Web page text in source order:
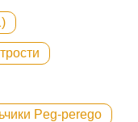
Peg-perego